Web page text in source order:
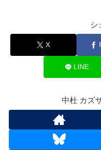
シ
X
LINE
中杜 カズ